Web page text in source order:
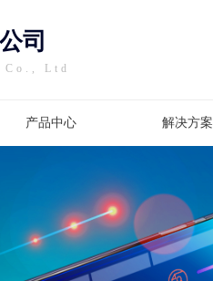
司
Co., Ltd
产品中心 解决方案